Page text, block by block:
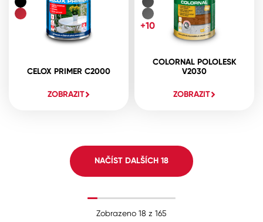
CELOX PRIMER C2000
ZOBRAZIT
COLORNAL POLOLESK
V2030
ZOBRAZIT
+10
NAČÍST DALŠÍCH 18
Zobrazeno 18 z 165